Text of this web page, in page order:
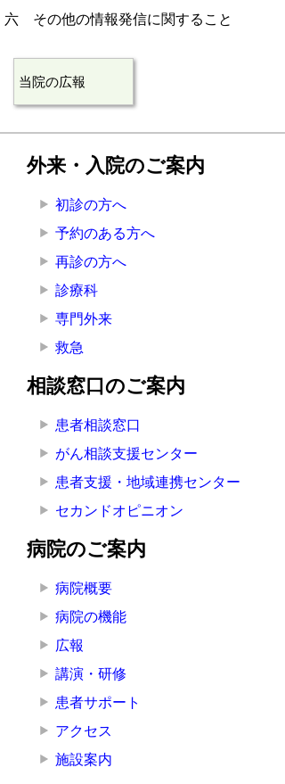
六 その他の情報発信に関すること
当院の広報
外来・入院のご案内
初診の方へ
予約のある方へ
再診の方へ
診療科
専門外来
救急
相談窓口のご案内
患者相談窓口
がん相談支援センター
患者支援・地域連携センター
セカンドオピニオン
病院のご案内
病院概要
病院の機能
広報
講演・研修
患者サポート
アクセス
施設案内